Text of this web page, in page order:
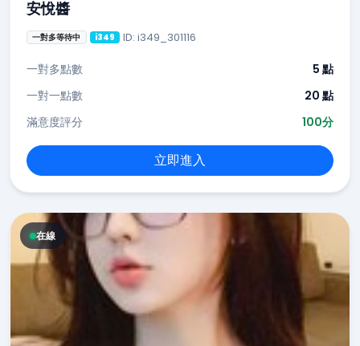
安悅醬
一對多等待中 i349 ID: i349_301116
一對多點數
5 點
一對一點數
20 點
滿意度評分
100分
立即進入
在線